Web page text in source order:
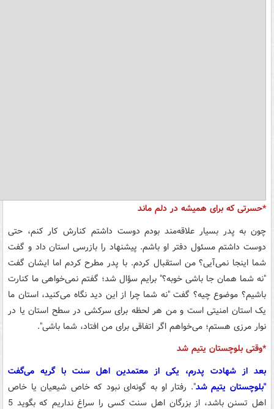
*حسرتی که برای همیشه در دلم ماند
چون به پدر بسیار علاقه‌مند بودم دوست داشتم کنارش کار کنم، حتی
دوست داشتم مسئول دفتر او باشم. پیشنهاد را بازرسی استان داد و گفت
شما اینجا نمی‌آیی؟ من استقبال کردم. با پدر مطرح کردم اما ایشان گفت
"نه شما همان جا باشی خوبه؟" برایم سؤال شد؛ گفتم نمی‌خواهی ما کنارت
باشیم؟ موضوع چیه؟ گفت "نه شما چرا از این دید نگاه می‌کنید، استان ما
یک استان امنیتی است و من هر لحظه برای سرکشی در سطح استان یا در
نوار مرزی هستم؛‌ می‌خواهم اگر اتفاقی برای من افتاد، شما باشی".
*وقتی بلوچستان یتیم شد
بعد از شهادت پدرم، یکی از معتمدین اهل سنت با گریه می‌گفت
"بلوچستان یتیم شد". رفتار او به گونه‌ای نبود که خاص شیعیان یا خاص
اهل تسنن باشد،‌ از بزرگان اهل سنت کسی را سراغ نداریم که بگوید 5